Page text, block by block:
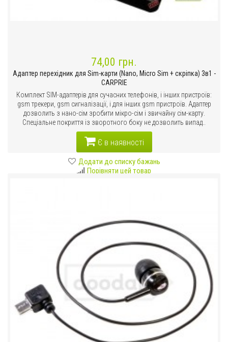
74,00 грн.
Адаптер перехідник для Sim-карти (Nano, Micro Sim + скріпка) 3в1 -
CARPRIE
Комплект SIM-адаптерів для сучасних телефонів, і інших пристроїв:
gsm трекери, gsm сигналізації, і для інших gsm пристроїв. Адаптер
дозволить з нано-сім зробити мікро-сім і звичайну сім-карту.
Спеціальне покриття із зворотного боку не дозволить випад..
Є в наявності
Додати до списку бажань
Порівняти цей товар